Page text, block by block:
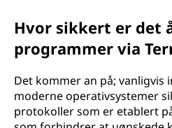
Hvor sikkert er det
programmer via
Det kommer an på; vanligvis
moderne operativsystemer
protokoller som er etablert